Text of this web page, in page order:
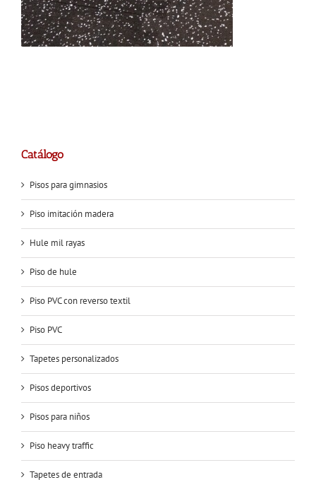
Catálogo
Pisos para gimnasios
Piso imitación madera
Hule mil rayas
Piso de hule
Piso PVC con reverso textil
Piso PVC
Tapetes personalizados
Pisos deportivos
Pisos para niños
Piso heavy traffic
Tapetes de entrada